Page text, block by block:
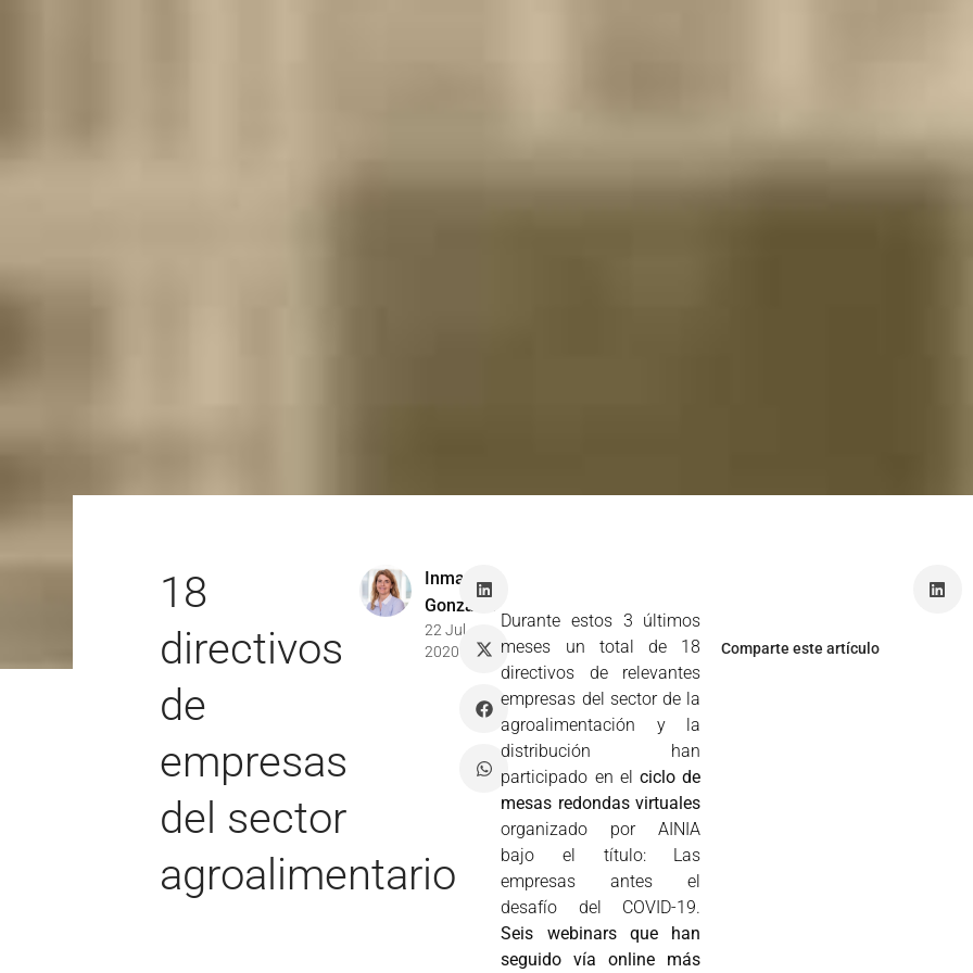
18
directivos
de
empresas
del sector
agroalimentario
Inma
Gonzalvo
22 Jul
2020
Durante estos 3 últimos
meses un total de 18
directivos de relevantes
empresas del sector de la
agroalimentación y la
distribución han
participado en elciclo de
mesas redondas virtuales
organizado por AINIA
bajo el título: Las
empresas antes el
desafío del COVID-19.
Seis webinars que han
seguido vía online más
Comparte este artículo